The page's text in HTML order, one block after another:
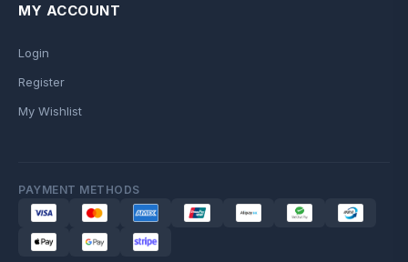
MY ACCOUNT
Login
Register
My Wishlist
PAYMENT METHODS